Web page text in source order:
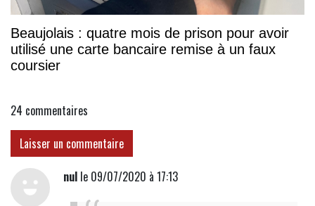
Beaujolais : quatre mois de prison pour avoir
utilisé une carte bancaire remise à un faux
coursier
24 commentaires
Laisser un commentaire
nulle 09/07/2020 à 17:13